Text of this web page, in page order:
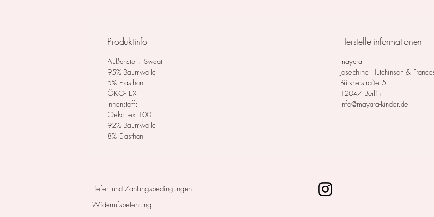
Produktinfo
Außenstoff: Sweat
95% Baumwolle
5% Elasthan
ÖKO-TEX
Innenstoff:
Oeko-Tex 100
92% Baumwolle
8% Elasthan
Herstellerinformationen
mayara
Josephine Hutchinson &
Bürknerstraße 5
12047 Berlin
info@mayara-kinder.de
Liefer- und Zahlungsbedingungen
Widerrufsbelehrung